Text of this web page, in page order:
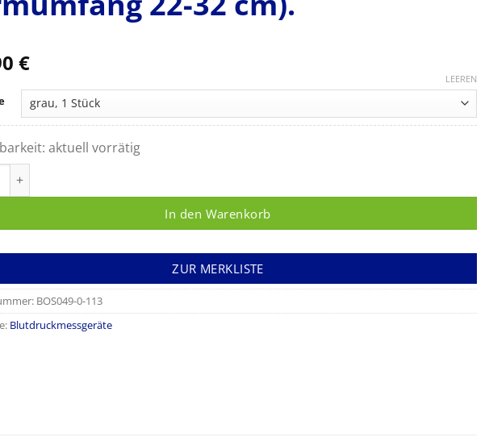
€
LEEREN
aktuell vorrätig
In den Warenkorb
ZUR MERKLISTE
BOS049-0-113
Blutdruckmessgeräte